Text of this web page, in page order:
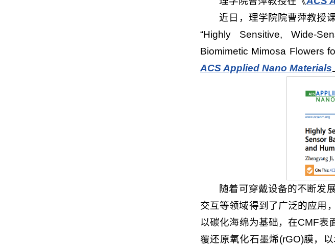
近日，理学院院曹萍教授
“Highly Sensitive, Wide-
Biomimetic Mimosa Flowers
ACS Applied Nano Materials
随着可穿戴设备的不断发
交互等领域得到了广泛的应用
以碳化海绵为基础，在CMF表
覆还原氧化石墨烯(rGO)膜，